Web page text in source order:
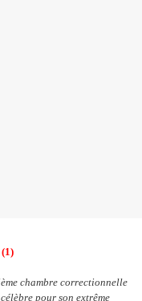
chambre correctionnelle
pour son extrême